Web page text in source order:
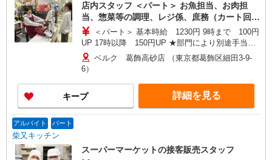
店内スタッフ ＜パート＞ お魚担当、お肉担
当、惣菜等の調理、レジ係、庶務（カート回
収・清掃、他） ＜学生アルバイト＞ 庶務（カ
ート回収・清掃、他／高校生不可）
＜パート＞ 基本時給 1230円 9時まで 100円
UP 17時以降 150円UP ★部門により別途手当が
つく場合あり ＜学生アルバイト＞ 17時まで 基
本時給1230円 17時以降 時給1280円（一律夜間
手当含む） ※22時以降は18歳以上（高校生不可）
※22時以降 基本時給より25％UP ★評価制度で
時給UP！ ★パートは日・祝日は更に時給100円
UP！ 上記時間帯は募集時間ではありません。募
ベルク 葛飾高砂店 （東京都葛飾区細田3-9-
6）
キープ 詳細を見る
アルバイト パート
柴又キッチン
スーパーマーケットの接客販売スタッフ